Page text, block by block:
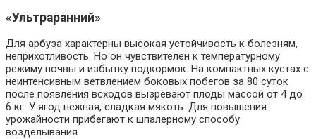
«Ультраранний»
Для арбуза характерны высокая устойчивость к болезням,
неприхотливость. Но он чувствителен к температурному
режиму почвы и избытку подкормок. На компактных кустах с
неинтенсивным ветвлением боковых побегов за 80 суток
после появления всходов вызревают плоды массой от 4 до
6 кг. У ягод нежная, сладкая мякоть. Для повышения
урожайности прибегают к шпалерному способу
возделывания.